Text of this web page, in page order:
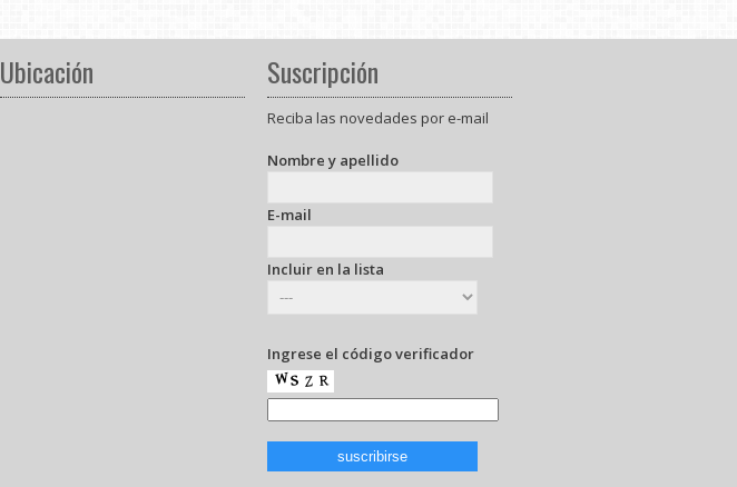
Ubicación Suscripción
Reciba las novedades por e-mail
Nombre y apellido
E-mail
Incluir en la lista
Ingrese el código verificador